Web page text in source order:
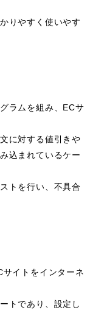
りやすく使いやす
ラムを組み、ECサ
に対する値引きや
込まれているケー
トを行い、不具合
イトをインターネ
トであり、設定し